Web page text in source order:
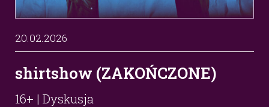
20.02.2026
shirtshow (ZAKOŃCZONE)
16+ | Dyskusja